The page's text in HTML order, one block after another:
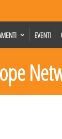
EVENTI